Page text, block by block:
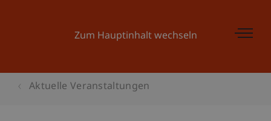
Zum Hauptinhalt wechseln
Aktuelle Veranstaltungen